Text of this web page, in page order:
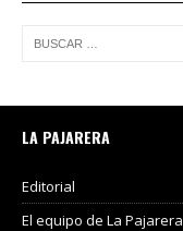
LA PAJARERA
Editorial
El equipo de La Pajarera